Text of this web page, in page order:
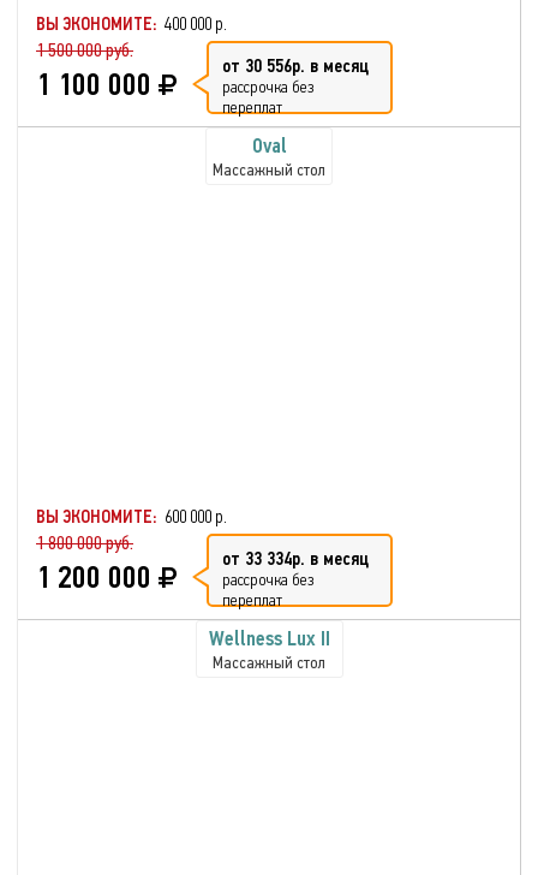
ВЫ ЭКОНОМИТЕ: 400 000 р.
1 500 000 руб.
1 100 000 от 30 556р. в месяц
рассрочка без
переплат
Oval
Массажный стол
ВЫ ЭКОНОМИТЕ: 600 000 р.
1 800 000 руб.
1 200 000 от 33 334р. в месяц
рассрочка без
переплат
Wellness Lux II
Массажный стол